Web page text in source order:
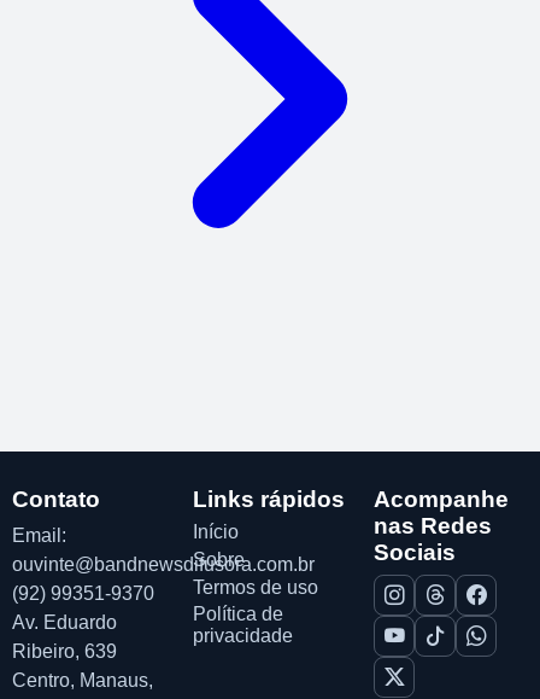
Contato
Email:
ouvinte@bandnewsdifusora.com.br
(92) 99351-9370
Av. Eduardo
Ribeiro, 639
Centro, Manaus,
Links rápidos
Início
Sobre
Termos de uso
Política de
privacidade
Acompanhe
nas Redes
Sociais